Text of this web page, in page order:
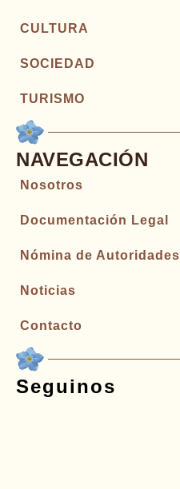
CULTURA
SOCIEDAD
TURISMO
NAVEGACIÓN
Nosotros
Documentación Legal
Nómina de Autoridades
Noticias
Contacto
Seguinos